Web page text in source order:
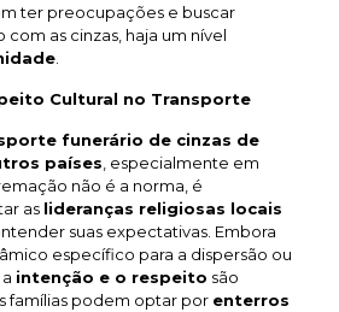
ter preocupações e buscar
as cinzas, haja um nível
.
Cultural no Transporte
funerário de cinzas de
países , especialmente em
não é a norma, é
as lideranças religiosas locais
suas expectativas. Embora
específico para a dispersão ou
intenção e o respeito são
famílias podem optar por enterros